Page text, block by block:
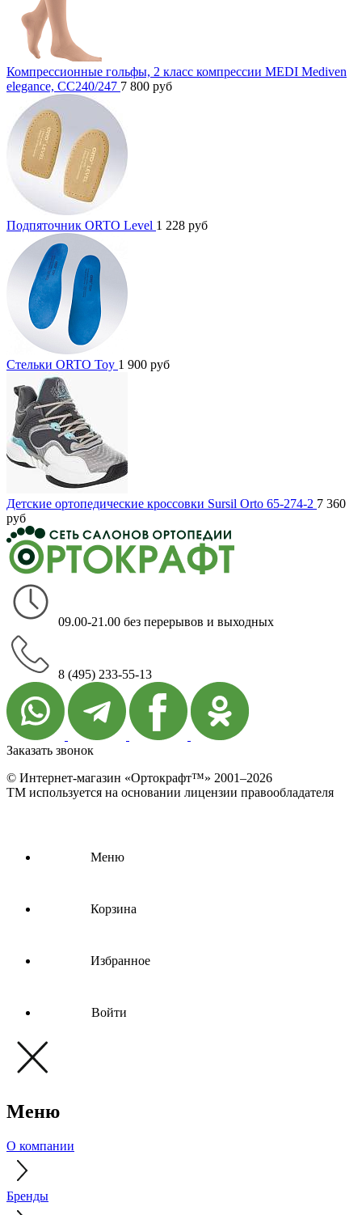
Компрессионные гольфы, 2 класс компрессии MEDI Mediven
elegance, CC240/247 7 800 руб
Подпяточник ORTO Level 1 228 руб
Стельки ORTO Toy 1 900 руб
Детские ортопедические кроссовки Sursil Orto 65-274-2 7 360
руб
09.00-21.00 без перерывов и выходных
8 (495) 233-55-13
Заказать звонок
© Интернет-магазин «Ортокрафт™» 2001–2026
ТМ используется на основании лицензии правообладателя
Меню
Корзина
Избранное
Войти
Меню
О компании
Бренды